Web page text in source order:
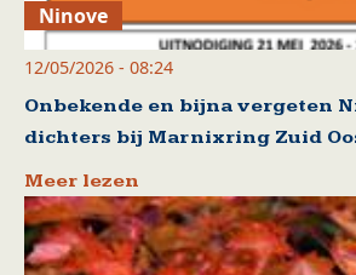
Ninove
12/05/2026 - 08:24
Onbekende en bijna vergeten
dichters bij Marnixring Zuid
Meer lezen